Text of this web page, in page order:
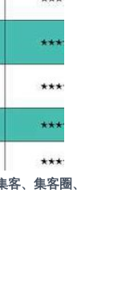
客、集客圈、